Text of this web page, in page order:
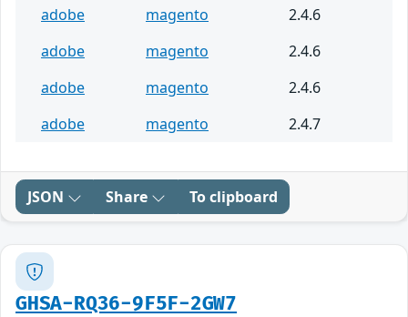
adobe
magento
2.4.6
adobe
magento
2.4.6
adobe
magento
2.4.6
adobe
magento 2.4.7
JSON Share To clipboard
GHSA-RQ36-9F5F-2GW7